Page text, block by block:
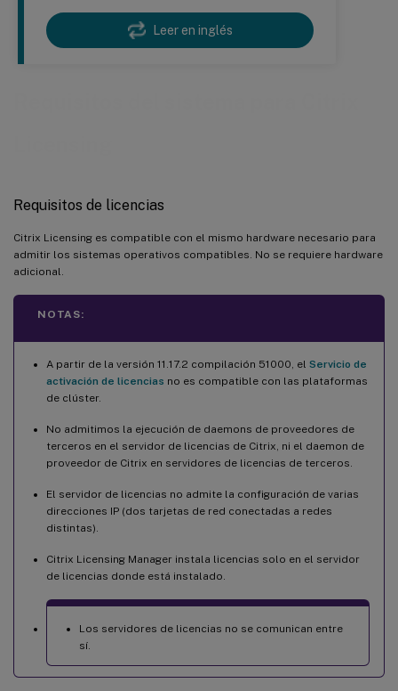
Leer en inglés
Requisitos de licencias
Citrix Licensing es compatible con el mismo hardware necesario para
admitir los sistemas operativos compatibles. No se requiere hardware
adicional.
NOTAS:
A partir de la versión 11.17.2 compilación 51000, el Servicio de
activación de licencias no es compatible con las plataformas
de clúster.
No admitimos la ejecución de daemons de proveedores de
terceros en el servidor de licencias de Citrix, ni el daemon de
proveedor de Citrix en servidores de licencias de terceros.
El servidor de licencias no admite la configuración de varias
direcciones IP (dos tarjetas de red conectadas a redes
distintas).
Citrix Licensing Manager instala licencias solo en el servidor
de licencias donde está instalado.
Los servidores de licencias no se comunican entre
sí.